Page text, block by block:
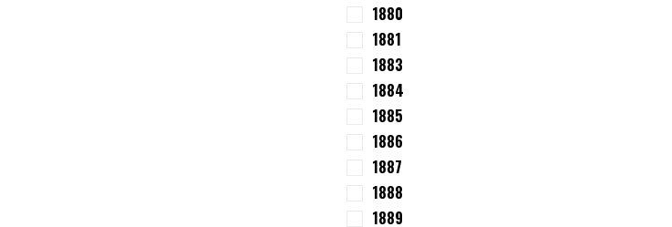
1880
1881
1883
1884
1885
1886
1887
1888
1889